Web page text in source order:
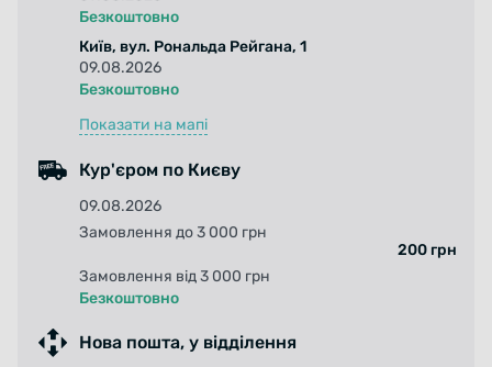
Безкоштовно
Київ, вул. Рональда Рейгана, 1
09.08.2026
Безкоштовно
Показати на мапі
Кур'єром по Києву
09.08.2026
Замовлення до 3 000 грн
200 грн
Замовлення від 3 000 грн
Безкоштовно
Нова пошта, у відділення